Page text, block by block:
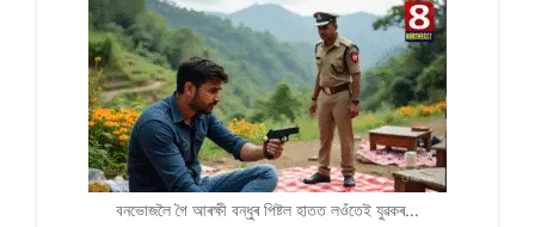
বনভোজলৈ গৈ আৰক্ষী বন্ধুৰ পিষ্টল হাতত লওঁতেই যুৱকৰ…